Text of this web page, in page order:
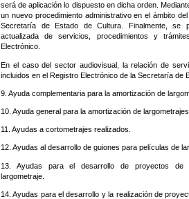
será de aplicación lo dispuesto en dicha orden.
un nuevo procedimiento administrativo en el ámbito
Secretaría de Estado de Cultura. Finalmente, se
actualizada de servicios, procedimientos y
Electrónico.
En el caso del sector audiovisual, la relación de
incluidos en el Registro Electrónico de la Secretaría de
9. Ayuda complementaria para la amortización de
10. Ayuda general para la amortización de largometrajes.
11. Ayudas a cortometrajes realizados.
12. Ayudas al desarrollo de guiones para películas de
13. Ayudas para el desarrollo de proyectos de
largometraje.
14. Ayudas para el desarrollo y la realización de